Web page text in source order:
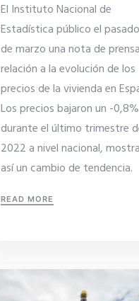
El Instituto Nacional de
Estadística público el
de marzo una nota de
relación a la evolución de los
precios de la vivienda en
Los precios bajaron un -0,8%
durante el último trimestre
2022 a nivel nacional,
así un cambio de tendencia.
READ MORE